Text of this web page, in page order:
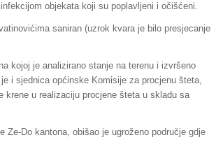
objekata koji su poplavljeni i očišćeni.
saniran (uzrok kvara je bilo presjecanje
kojoj je analizirano stanje na terenu i izvršeno
i sjednica općinske Komisije za procjenu šteta,
krene u realizaciju procjene šteta u skladu sa
Ze-Do kantona, obišao je ugroženo područje gdje